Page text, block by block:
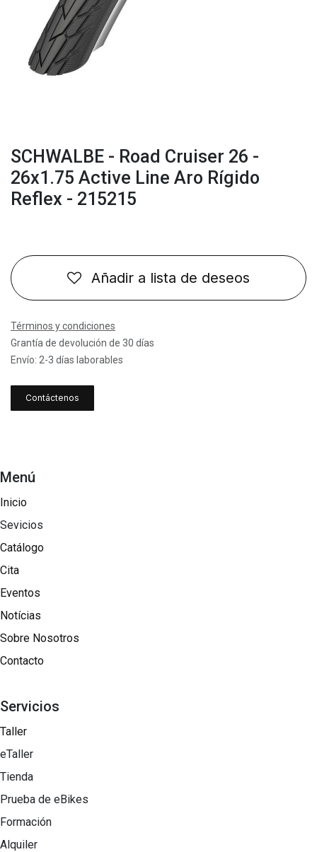
SCHWALBE - Road Cruiser 26 -
26x1.75 Active Line Aro Rígido
Reflex - 215215
Añadir a lista de deseos
Términos y condiciones
Grantía de devolución de 30 días
Envío: 2-3 días laborables
Contáctenos
Menú
Inicio
Sevicios
Catálogo
Cita
Eventos
Notícias
Sobre Nosotros​
Contacto
Servicios
Taller
eTaller
Tienda
Prueba de eBikes
Formación
Alquiler